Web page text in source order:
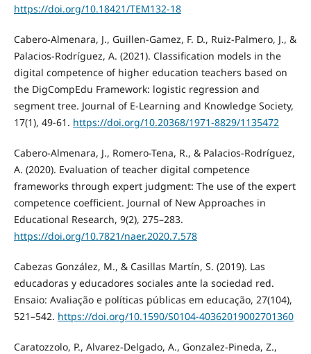
https://doi.org/10.18421/TEM132-18
Cabero-Almenara, J., Guillen-Gamez, F. D., Ruiz-Palmero, J., &
Palacios-Rodríguez, A. (2021). Classification models in the
digital competence of higher education teachers based on
the DigCompEdu Framework: logistic regression and
segment tree. Journal of E-Learning and Knowledge Society,
17(1), 49-61. https://doi.org/10.20368/1971-8829/1135472
Cabero-Almenara, J., Romero-Tena, R., & Palacios-Rodríguez,
A. (2020). Evaluation of teacher digital competence
frameworks through expert judgment: The use of the expert
competence coefficient. Journal of New Approaches in
Educational Research, 9(2), 275–283.
https://doi.org/10.7821/naer.2020.7.578
Cabezas González, M., & Casillas Martín, S. (2019). Las
educadoras y educadores sociales ante la sociedad red.
Ensaio: Avaliação e políticas públicas em educação, 27(104),
521–542. https://doi.org/10.1590/S0104-40362019002701360
Caratozzolo, P., Alvarez-Delgado, A., Gonzalez-Pineda, Z.,